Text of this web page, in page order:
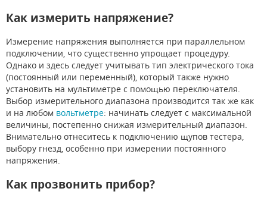
Как измерить напряжение?
Измерение напряжения выполняется при параллельном
подключении, что существенно упрощает процедуру.
Однако и здесь следует учитывать тип электрического тока
(постоянный или переменный), который также нужно
установить на мультиметре с помощью переключателя.
Выбор измерительного диапазона производится так же как
и на любом вольтметре: начинать следует с максимальной
величины, постепенно снижая измерительный диапазон.
Внимательно отнеситесь к подключению щупов тестера,
выбору гнезд, особенно при измерении постоянного
напряжения.
Как прозвонить прибор?